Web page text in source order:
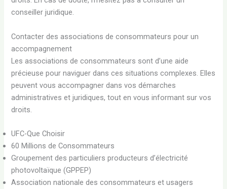
conseiller juridique.
Contacter des associations de consommateurs pour un
accompagnement
Les associations de consommateurs sont d’une aide
précieuse pour naviguer dans ces situations complexes. Elles
peuvent vous accompagner dans vos démarches
administratives et juridiques, tout en vous informant sur vos
droits.
UFC-Que Choisir
60 Millions de Consommateurs
Groupement des particuliers producteurs d’électricité
photovoltaïque (GPPEP)
Association nationale des consommateurs et usagers